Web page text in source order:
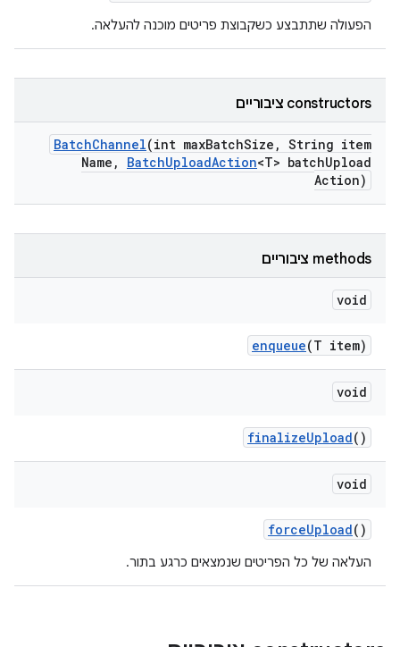
הפעולה שתתבצע כשקבוצת פריטים מוכנה להעלאה.
‫constructors ציבוריים
BatchChannel(int maxBatchSize , String item
Name , BatchUploadAction<T> batchUpload
Action)
‫methods ציבוריים
void
enqueue(T item)
void
finalizeUpload()
void
forceUpload()
העלאה של כל הפריטים שנמצאים כרגע בתור.